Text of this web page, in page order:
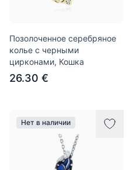
Позолоченное серебряное
колье с черными
цирконами, Кошка
26.30 €
Нет в наличии